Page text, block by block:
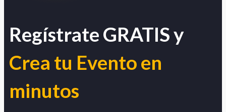
Regístrate GRATIS y
Crea tu Evento en
minutos